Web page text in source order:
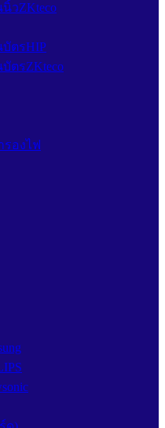
วZKteco
บัตรHIP
ตรZKteco
รองไฟ